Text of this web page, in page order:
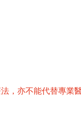
，亦不能代替專業